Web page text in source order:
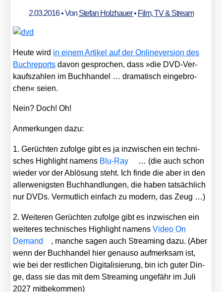
2.03.2016• Von Stefan Holzhauer• Film, TV & Stream
Heu­te wird in einem Arti­kel auf der Onlin­ever­si­on des
Buch­re­ports davon gespro­chen, dass »die DVD-Ver­
kaufs­zah­len im Buch­han­del … dra­ma­tisch ein­ge­bro­
chen« sei­en.
Nein? Doch! Oh!
Anmer­kun­gen dazu:
1. Gerüch­ten zufol­ge gibt es ja inzwi­schen ein tech­ni­
sches High­light namens Blu-Ray
… (die auch schon
wie­der vor der Ablö­sung steht. Ich fin­de die aber in den
aller­we­nigs­ten Buch­hand­lun­gen, die haben tat­säch­lich
nur DVDs. Ver­mut­lich ein­fach zu modern, das Zeug …)
2. Wei­te­ren Gerüch­ten zufol­ge gibt es inzwi­schen ein
wei­te­res tech­ni­sches High­light namensVideo On
Demand
, man­che sagen auch Strea­ming dazu. (Aber
wenn der Buch­han­del hier genau­so auf­merk­sam ist,
wie bei der rest­li­chen Digi­ta­li­sie­rung, bin ich guter Din­
ge, dass sie das mit dem Strea­ming unge­fähr im Juli
2027 mit­be­kom­men)